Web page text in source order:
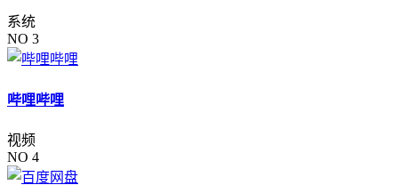
系统
NO 3
哔哩哔哩
视频
NO 4